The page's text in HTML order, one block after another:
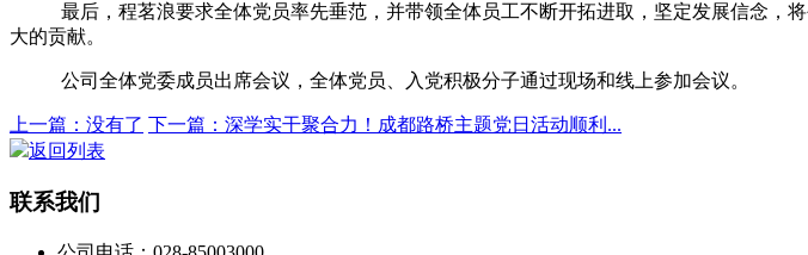
最后，程茗浪要求全体党员率先垂范，并带领全体员工不断开拓进取，坚定发展信念
大的贡献。
公司全体党委成员出席会议，全体党员、入党积极分子通过现场和线上参加会议。
上一篇：没有了 下一篇：深学实干聚合力！成都路桥主题党日活动顺利...
返回列表
联系我们